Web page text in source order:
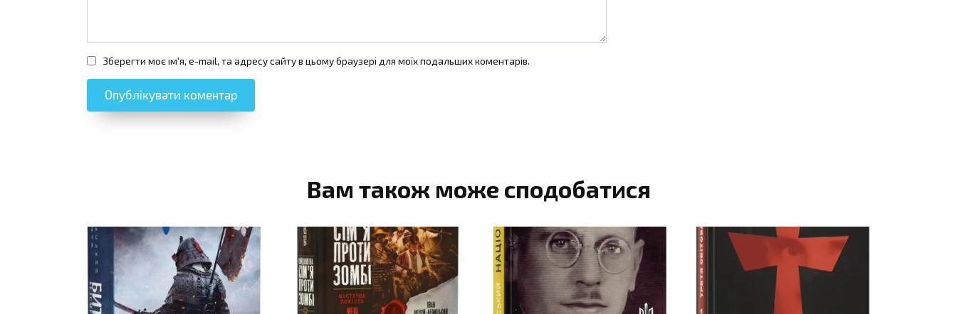
Зберегти моє ім'я, e-mail, та адресу сайту в цьому браузері для моїх подальших коментарів.
Вам також може сподобатися